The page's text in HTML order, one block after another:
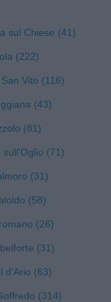
sul Chiese (41)
(222)
Vito (116)
(43)
(81)
sull'Oglio (71)
(31)
(58)
(26)
(31)
d'Ario (63)
(314)